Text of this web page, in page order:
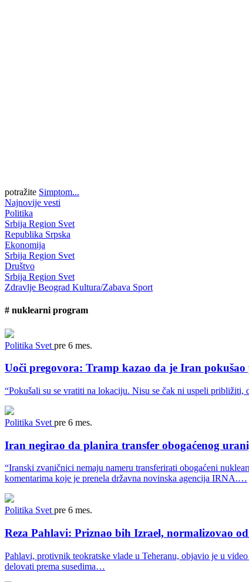
potražite Simptom...
Najnovije vesti
Politika
Srbija Region Svet
Republika Srpska
Ekonomija
Srbija Region Svet
Društvo
Srbija Region Svet
Zdravlje Beograd Kultura/Zabava Sport
# nuklearni program
Politika Svet pre 6 mes.
Uoči pregovora: Tramp kazao da je Iran
“Pokušali su se vratiti na lokaciju. Nisu se čak ni uspeli
Politika Svet pre 6 mes.
Iran negirao da planira transfer obogaćenog
“Iranski zvaničnici nemaju nameru transferirati obogaćeni
komentarima koje je prenela državna novinska agencija IRNA.…
Politika Svet pre 6 mes.
Reza Pahlavi: Priznao bih Izrael, normalizovao
Pahlavi, protivnik teokratske vlade u Teheranu, objavio je u
delovati prema susedima…